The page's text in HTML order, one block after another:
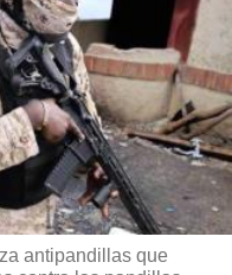
antipandillas que